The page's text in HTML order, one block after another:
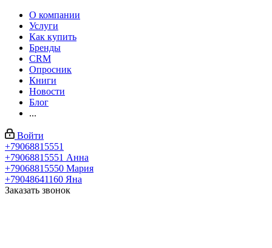
О компании
Услуги
Как купить
Бренды
CRM
Опросник
Книги
Новости
Блог
...
Войти
+79068815551
+79068815551 Анна
+79068815550 Мария
+79048641160 Яна
Заказать звонок